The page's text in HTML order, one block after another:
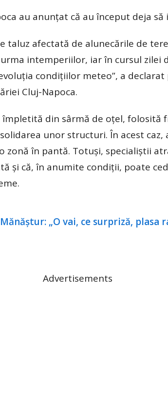
au anunțat că au început deja
taluz afectată de alunecările de
intemperiilor, iar în cursul zilei
condițiilor meteo”, a
Cluj-Napoca.
împletită din sârmă de oțel,
unor structuri. În acest
zonă în pantă. Totuși, specialiștii
și că, în anumite condiții, poate
Advertisements